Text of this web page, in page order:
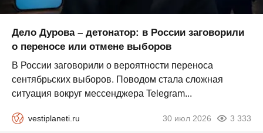
Дело Дурова – детонатор: в России заговорили
о переносе или отмене выборов
В России заговорили о вероятности переноса
сентябрьских выборов. Поводом стала сложная
ситуация вокруг мессенджера Telegram...
vestiplaneti.ru 30 июл 2026 3 333